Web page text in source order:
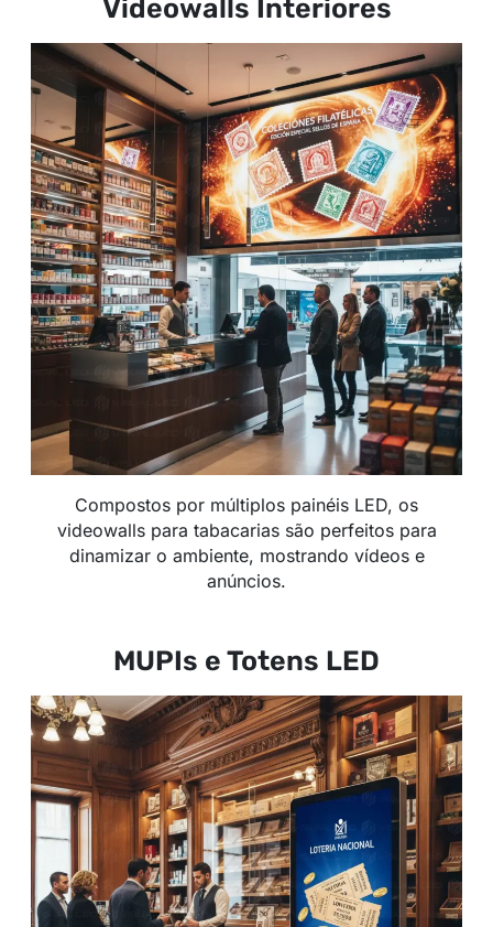
Videowalls Interiores
Compostos por múltiplos painéis LED, os
videowalls para tabacarias são perfeitos para
dinamizar o ambiente, mostrando vídeos e
anúncios.
MUPIs e Totens LED